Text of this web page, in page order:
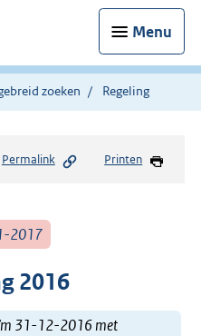
Menu
zoeken Regeling
Permalink Printen
2017
2016
31-12-2016 met